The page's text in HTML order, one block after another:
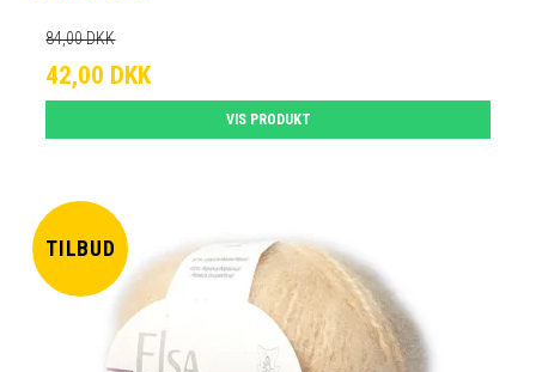
84,00 DKK
42,00 DKK
VIS PRODUKT
TILBUD